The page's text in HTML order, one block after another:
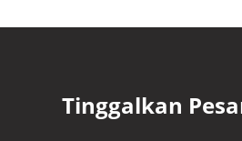
Tinggalkan